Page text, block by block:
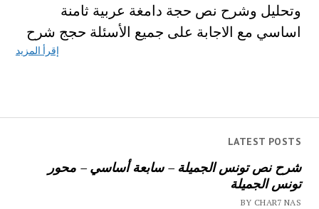
LATEST POSTS
شرح نص تونس الجميلة – سابعة أساسي – محور
تونس الجميلة
BY CHAR7 NAS
وتحليل وشرح نص حجة دامغة عربية ثامنة
اساسي مع الاجابة على جميع الأسئلة حجج شرح
إقرأ المزيد